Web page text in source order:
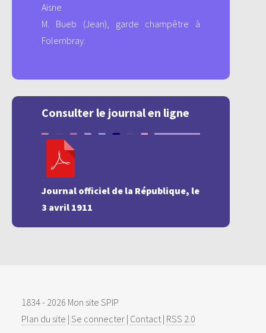
Aisne
M. Bueb (Jean), garde champêtre à
Folembray.
Consulter le journal en ligne
Journal officiel de la République, le
3 avril 1911
1834 - 2026 Mon site SPIP
Plan du site | Se connecter | Contact | RSS 2.0